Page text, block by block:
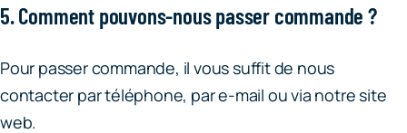
5. Comment pouvons-nous passer commande ?
Pour passer commande, il vous suffit de nous
contacter par téléphone, par e-mail ou via notre site
web.